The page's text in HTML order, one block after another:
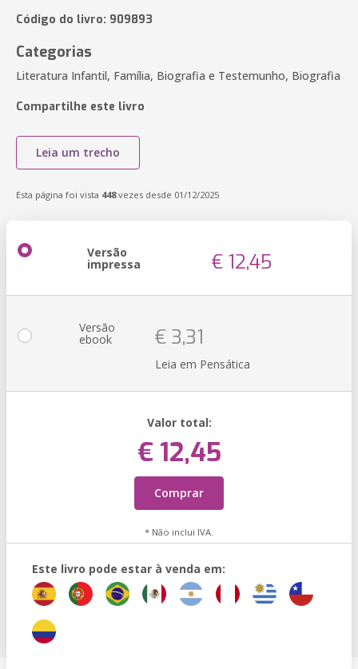
Código do livro: 909893
Categorias
Literatura Infantil, Família, Biografia e Testemunho, Biografia
Compartilhe este livro
Leia um trecho
Esta página foi vista 448vezes desde 01/12/2025
Versão
impressa € 12,45
Versão
ebook € 3,31
Leia em Pensática
Valor total:
€ 12,45
Comprar
* Não inclui IVA.
Este livro pode estar à venda em: